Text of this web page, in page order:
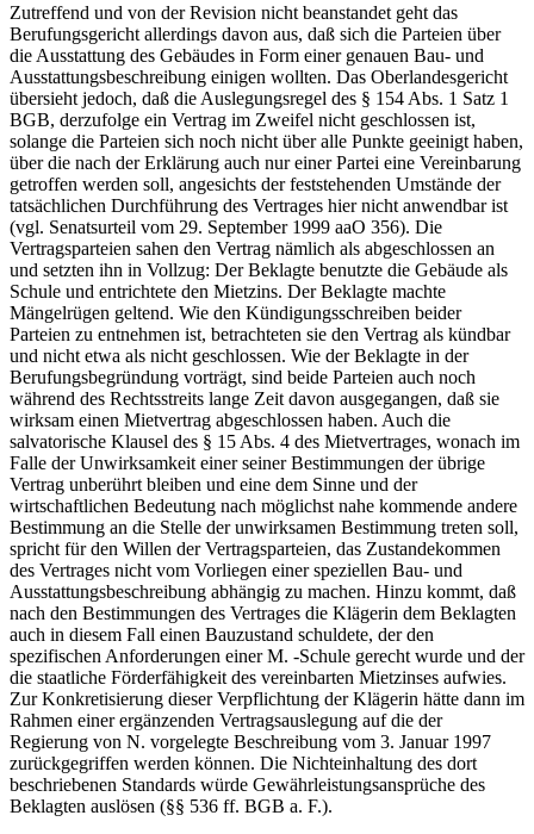
Zutreffend und von der Revision nicht beanstandet geht das
Berufungsgericht allerdings davon aus, daß sich die Parteien über
die Ausstattung des Gebäudes in Form einer genauen Bau- und
Ausstattungsbeschreibung einigen wollten. Das Oberlandesgericht
übersieht jedoch, daß die Auslegungsregel des § 154 Abs. 1 Satz 1
BGB, derzufolge ein Vertrag im Zweifel nicht geschlossen ist,
solange die Parteien sich noch nicht über alle Punkte geeinigt haben,
über die nach der Erklärung auch nur einer Partei eine Vereinbarung
getroffen werden soll, angesichts der feststehenden Umstände der
tatsächlichen Durchführung des Vertrages hier nicht anwendbar ist
(vgl. Senatsurteil vom 29. September 1999 aaO 356). Die
Vertragsparteien sahen den Vertrag nämlich als abgeschlossen an
und setzten ihn in Vollzug: Der Beklagte benutzte die Gebäude als
Schule und entrichtete den Mietzins. Der Beklagte machte
Mängelrügen geltend. Wie den Kündigungsschreiben beider
Parteien zu entnehmen ist, betrachteten sie den Vertrag als kündbar
und nicht etwa als nicht geschlossen. Wie der Beklagte in der
Berufungsbegründung vorträgt, sind beide Parteien auch noch
während des Rechtsstreits lange Zeit davon ausgegangen, daß sie
wirksam einen Mietvertrag abgeschlossen haben. Auch die
salvatorische Klausel des § 15 Abs. 4 des Mietvertrages, wonach im
Falle der Unwirksamkeit einer seiner Bestimmungen der übrige
Vertrag unberührt bleiben und eine dem Sinne und der
wirtschaftlichen Bedeutung nach möglichst nahe kommende andere
Bestimmung an die Stelle der unwirksamen Bestimmung treten soll,
spricht für den Willen der Vertragsparteien, das Zustandekommen
des Vertrages nicht vom Vorliegen einer speziellen Bau- und
Ausstattungsbeschreibung abhängig zu machen. Hinzu kommt, daß
nach den Bestimmungen des Vertrages die Klägerin dem Beklagten
auch in diesem Fall einen Bauzustand schuldete, der den
spezifischen Anforderungen einer M. -Schule gerecht wurde und der
die staatliche Förderfähigkeit des vereinbarten Mietzinses aufwies.
Zur Konkretisierung dieser Verpflichtung der Klägerin hätte dann im
Rahmen einer ergänzenden Vertragsauslegung auf die der
Regierung von N. vorgelegte Beschreibung vom 3. Januar 1997
zurückgegriffen werden können. Die Nichteinhaltung des dort
beschriebenen Standards würde Gewährleistungsansprüche des
Beklagten auslösen (§§ 536 ff. BGB a. F.).